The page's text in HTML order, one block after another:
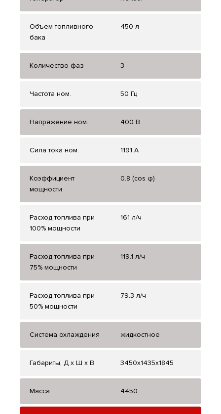
Объем топливного
бака
450 л
Количество фаз 3
Частота ном. 50 Гц
Напряжение ном. 400 В
Сила тока ном. 1191 А
Коэффициент
мощности
0.8 (cos φ)
Расход топлива при
100% мощности
161 л/ч
Расход топлива при
75% мощности
119.1 л/ч
Расход топлива при
50% мощности
79.3 л/ч
Система охлаждения жидкостное
Габариты, Д x Ш x В 3450x1435x1845
Масса 4450